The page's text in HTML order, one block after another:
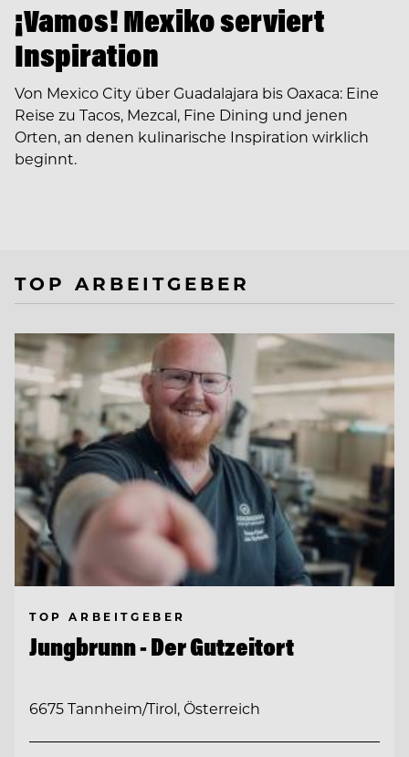
¡Vamos! Mexiko serviert
Inspiration
Von Mexico City über Guadalajara bis Oaxaca: Eine
Reise zu Tacos, Mezcal, Fine Dining und jenen
Orten, an denen kulinarische Inspiration wirklich
beginnt.
TOP ARBEITGEBER
TOP ARBEITGEBER
Jungbrunn - Der Gutzeitort
6675 Tannheim/Tirol, Österreich